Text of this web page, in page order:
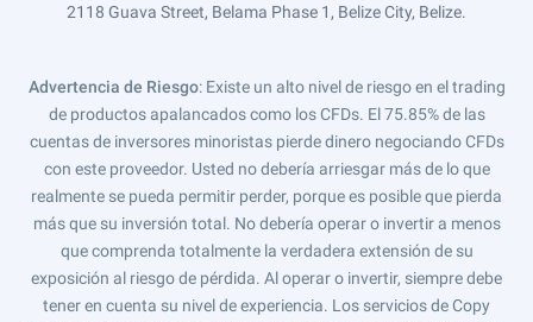
2118 Guava Street, Belama Phase 1, Belize City, Belize.
Advertencia de Riesgo: Existe un alto nivel de riesgo en el trading
de productos apalancados como los CFDs. El 75.85% de las
cuentas de inversores minoristas pierde dinero negociando CFDs
con este proveedor. Usted no debería arriesgar más de lo que
realmente se pueda permitir perder, porque es posible que pierda
más que su inversión total. No debería operar o invertir a menos
que comprenda totalmente la verdadera extensión de su
exposición al riesgo de pérdida. Al operar o invertir, siempre debe
tener en cuenta su nivel de experiencia. Los servicios de Copy